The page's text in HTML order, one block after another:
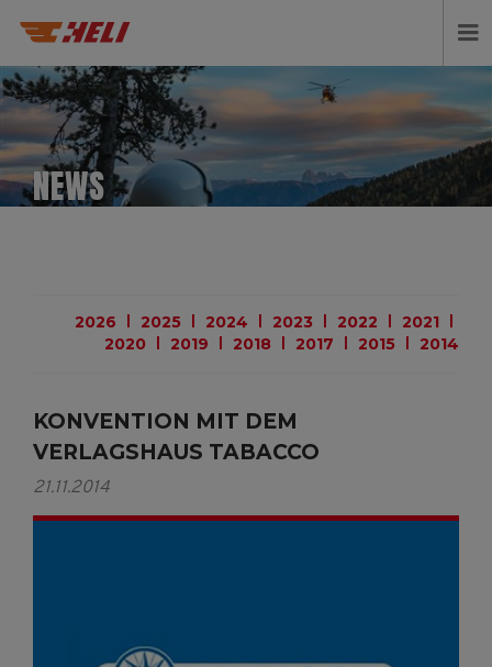
NEWS
2026 2025 2024 2023 2022
2021
2020
2019 2018 2017 2015 2014
KONVENTION MIT DEM
VERLAGSHAUS TABACCO
21.11.2014